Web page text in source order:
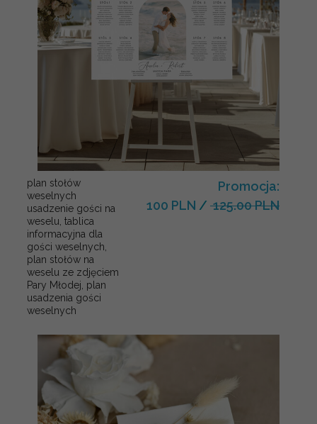
plan stołów
weselnych
usadzenie gości na
weselu, tablica
informacyjna dla
gości weselnych,
plan stołów na
weselu ze zdjęciem
Pary Młodej, plan
usadzenia gości
weselnych
Promocja:
100 PLN / 125.00 PLN